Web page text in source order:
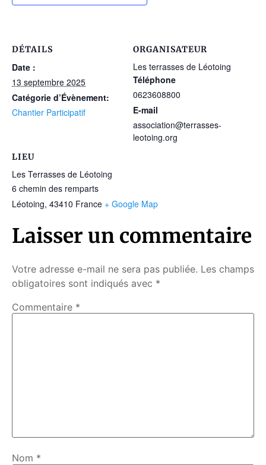
DÉTAILS
Date :
13 septembre 2025
Catégorie d’Évènement:
Chantier Participatif
LIEU
Les Terrasses de Léotoing
6 chemin des remparts
Léotoing, 43410 France + Google Map
ORGANISATEUR
Les terrasses de Léotoing
Téléphone
0623608800
E-mail
association@terrasses-
leotoing.org
Laisser un commentaire
Votre adresse e-mail ne sera pas publiée. Les champs
obligatoires sont indiqués avec *
Commentaire *
Nom *